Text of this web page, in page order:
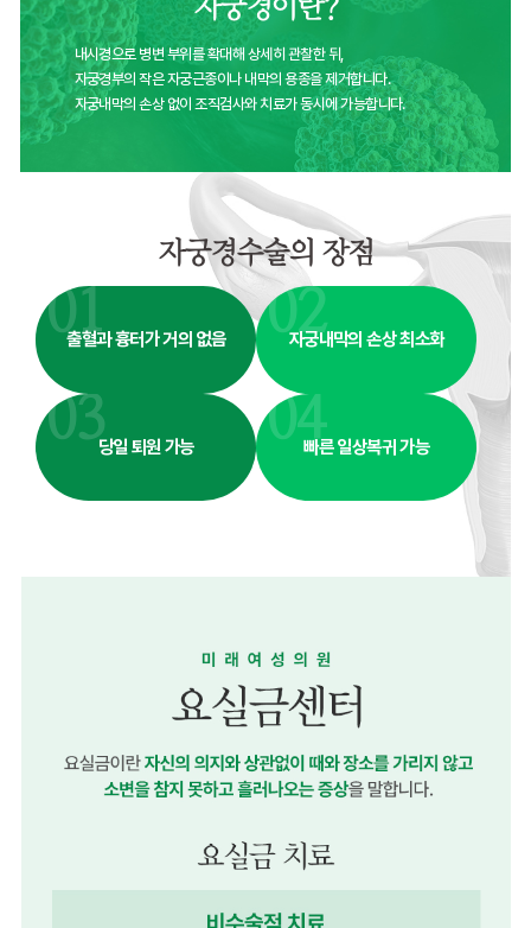
국가암검진 뿐만 아니라 연령에 따른 여
임신을 대비한 웨딩검진을 시행하고
01
국가암검진 02
여성종합검진